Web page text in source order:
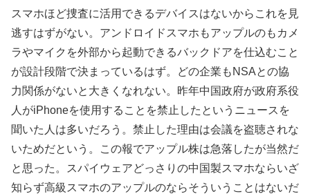
スマホほど捜査に活用できるデバイスはないからこれを見
逃すはずがない。アンドロイドスマホもアップルのもカメ
ラやマイクを外部から起動できるバックドアを仕込むこと
が設計段階で決まっているはず。どの企業もNSAとの協
力関係がないと大きくなれない。昨年中国政府が政府系役
人がiPhoneを使用することを禁止したというニュースを
聞いた人は多いだろう。禁止した理由は会議を盗聴されな
いためだという。この報でアップル株は急落したが当然だ
と思った。スパイウェアどっさりの中国製スマホならいざ
知らず高級スマホのアップルのならそういうことはないだ